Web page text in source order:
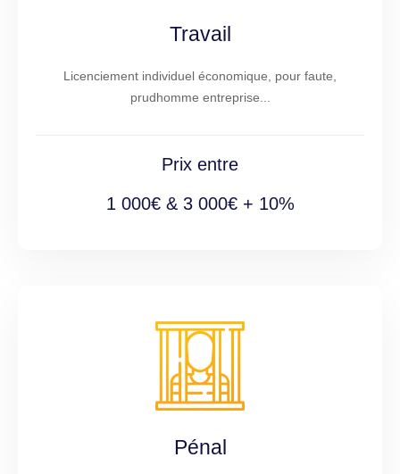
Travail
Licenciement individuel économique, pour faute,
prudhomme entreprise...
Prix entre
1 000€ & 3 000€ + 10%
Pénal